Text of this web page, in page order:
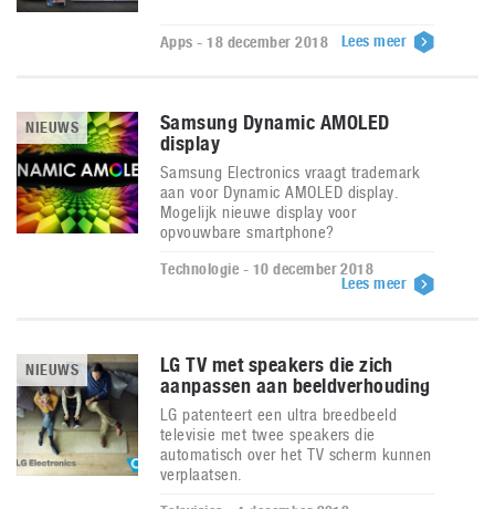
Apps - 18 december 2018 Lees meer
NIEUWS
Samsung Dynamic AMOLED
display
Samsung Electronics vraagt trademark
aan voor Dynamic AMOLED display.
Mogelijk nieuwe display voor
opvouwbare smartphone?
Technologie - 10 december 2018
Lees meer
NIEUWS
LG TV met speakers die zich
aanpassen aan beeldverhouding
LG patenteert een ultra breedbeeld
televisie met twee speakers die
automatisch over het TV scherm kunnen
verplaatsen.